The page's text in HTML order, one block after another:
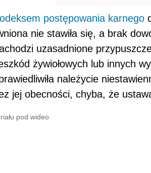
postępowania karnego
nie stawiła się, a brak
uzasadnione
żywiołowych lub innych
należycie
jej obecności, chyba, że
pod wideo